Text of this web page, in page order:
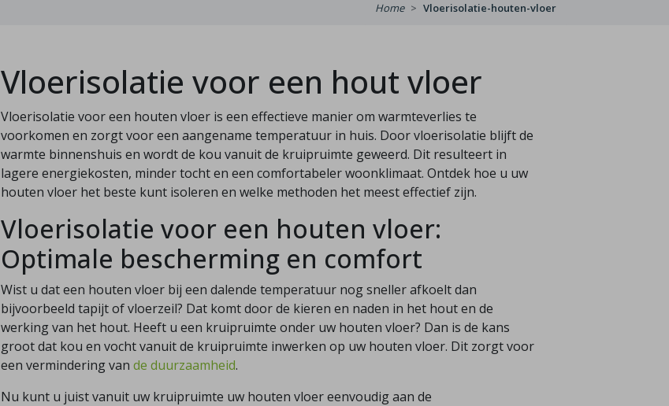
Home Vloerisolatie-houten-vloer
Vloerisolatie voor een hout vloer
Vloerisolatie voor een houten vloer is een effectieve manier om warmteverlies te
voorkomen en zorgt voor een aangename temperatuur in huis. Door vloerisolatie blijft de
warmte binnenshuis en wordt de kou vanuit de kruipruimte geweerd. Dit resulteert in
lagere energiekosten, minder tocht en een comfortabeler woonklimaat. Ontdek hoe u uw
houten vloer het beste kunt isoleren en welke methoden het meest effectief zijn.
Vloerisolatie voor een houten vloer:
Optimale bescherming en comfort
Wist u dat een houten vloer bij een dalende temperatuur nog sneller afkoelt dan
bijvoorbeeld tapijt of vloerzeil? Dat komt door de kieren en naden in het hout en de
werking van het hout. Heeft u een kruipruimte onder uw houten vloer? Dan is de kans
groot dat kou en vocht vanuit de kruipruimte inwerken op uw houten vloer. Dit zorgt voor
een vermindering van de duurzaamheid.
Nu kunt u juist vanuit uw kruipruimte uw houten vloer eenvoudig aan de